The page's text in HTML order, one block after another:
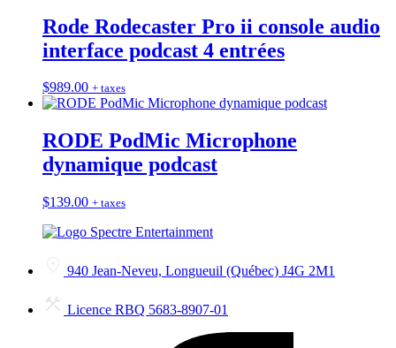
Rode Rodecaster Pro ii console audio
interface podcast 4 entrées
$989.00 + taxes
RODE PodMic Microphone
dynamique podcast
$139.00 + taxes
940 Jean-Neveu, Longueuil (Québec) J4G 2M1
Licence RBQ 5683-8907-01